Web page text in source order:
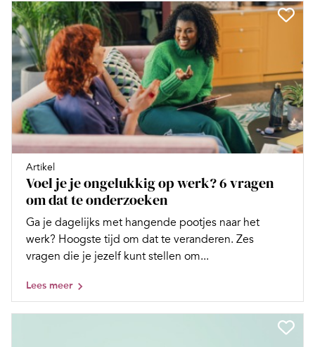
Artikel
Voel je je ongelukkig op werk? 6 vragen
om dat te onderzoeken
Ga je dagelijks met hangende pootjes naar het
werk? Hoogste tijd om dat te veranderen. Zes
vragen die je jezelf kunt stellen om...
Lees meer